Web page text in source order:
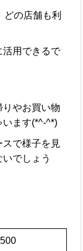
の店舗も利
活用できるで
やお買い物
います(*^-^*)
で様子を見
でしょう